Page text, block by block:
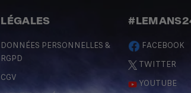
LÉGALES
DONNÉES PERSONNELLES &
RGPD
CGV
FACEBOOK
TWITTER
YOUTUBE